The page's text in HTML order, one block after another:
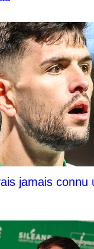
jamais connu